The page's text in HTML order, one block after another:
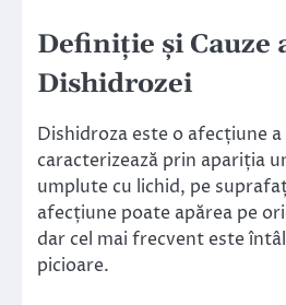
Definiție și Cauze
Dishidrozei
Dishidroza este o afecțiune a
caracterizează prin apariția
umplute cu lichid, pe
afecțiune poate apărea pe
dar cel mai frecvent este
picioare.